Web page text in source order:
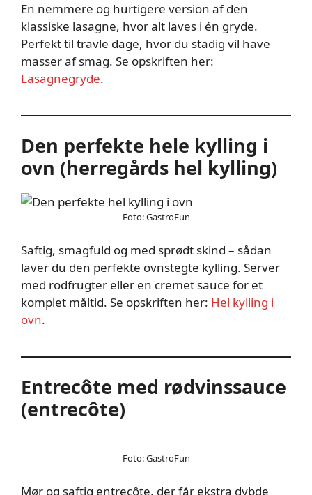
En nemmere og hurtigere version af den
klassiske lasagne, hvor alt laves i én gryde.
Perfekt til travle dage, hvor du stadig vil have
masser af smag. Se opskriften her:
Lasagnegryde.
Den perfekte hele kylling i
ovn (herregårds hel kylling)
Foto: GastroFun
Saftig, smagfuld og med sprødt skind – sådan
laver du den perfekte ovnstegte kylling. Server
med rodfrugter eller en cremet sauce for et
komplet måltid. Se opskriften her: Hel kylling i
ovn.
Entrecôte med rødvinssauce
(entrecôte)
Foto: GastroFun
Mør og saftig entrecôte, der får ekstra dybde